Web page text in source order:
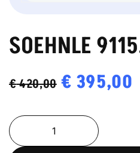
SOEHNLE
€420,00
was:
€ 395,00
SOEHNLE
9115.12.001